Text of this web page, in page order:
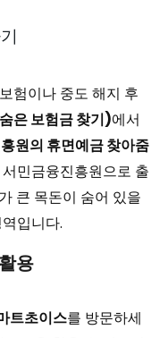
험이나 중도 해지 후
은 보험금 찾기)에서
원의 휴면예금 찾아줌
민금융진흥원으로 출
큰 목돈이 숨어 있을
입니다.
용
트초이스를 방문하세